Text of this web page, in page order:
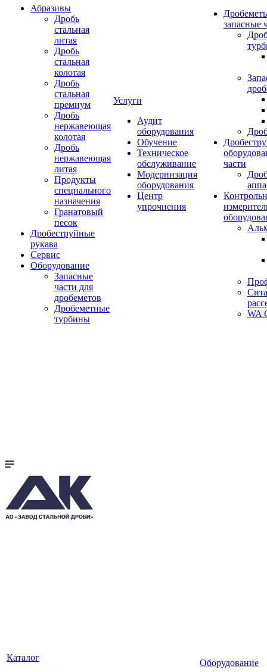
Абразивы
Дробь
стальная
литая
Дробь
стальная
колотая
Дробь
стальная
премиум
Дробь
нержавеющая
колотая
Дробь
нержавеющая
литая
Продукты
специального
назначения
Гранатовый
песок
Дробеструйные
рукава
Сервис
Оборудование
Запасные
части для
дробеметов
Дробеметные
турбины
Услуги
Аудит
оборудования
Обучение
Техническое
обслуживание
Модернизация
оборудования
Центр
упрочнения
запасные
части
WA
Каталог
Оборудование